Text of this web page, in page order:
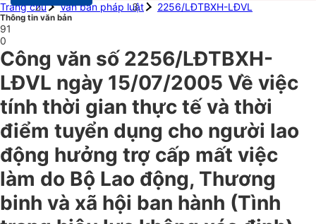
Trang chủ
Văn bản pháp luật 2256/LĐTBXH-LĐVL
Thông tin văn bản
91
0
Công văn số 2256/LĐTBXH-
LĐVL ngày 15/07/2005 Về việc
tính thời gian thực tế và thời
điểm tuyển dụng cho người lao
động hưởng trợ cấp mất việc
làm do Bộ Lao động, Thương
binh và xã hội ban hành (Tình